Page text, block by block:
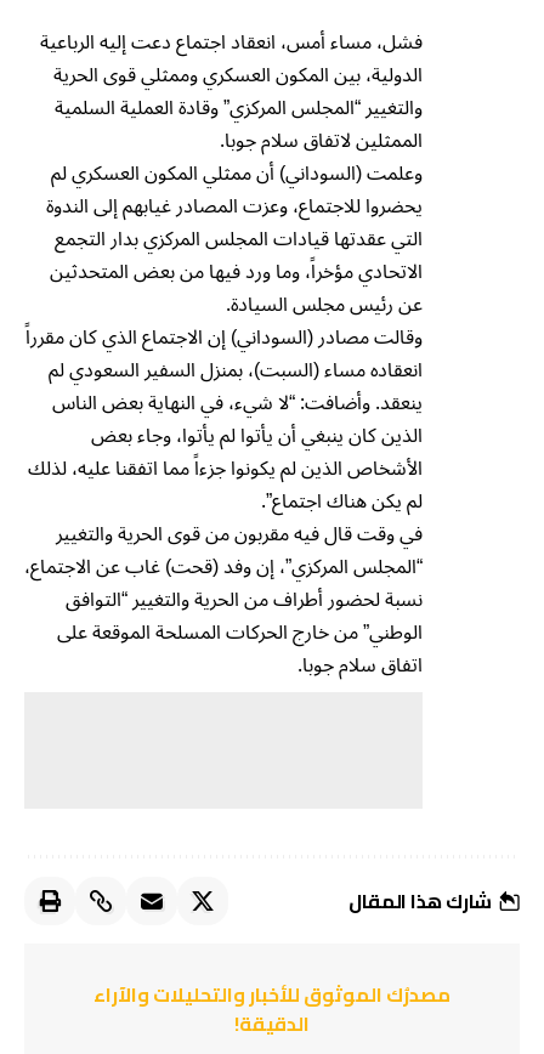
فشل، مساء أمس، انعقاد اجتماع دعت إليه الرباعية
الدولية، بين المكون العسكري وممثلي قوى الحرية
والتغيير “المجلس المركزي” وقادة العملية السلمية
الممثلين لاتفاق سلام جوبا.
وعلمت (السوداني) أن ممثلي المكون العسكري لم
يحضروا للاجتماع، وعزت المصادر غيابهم إلى الندوة
التي عقدتها قيادات المجلس المركزي بدار التجمع
الاتحادي مؤخراً، وما ورد فيها من بعض المتحدثين
عن رئيس مجلس السيادة.
وقالت مصادر (السوداني) إن الاجتماع الذي كان مقرراً
انعقاده مساء (السبت)، بمنزل السفير السعودي لم
ينعقد. وأضافت: “لا شيء، في النهاية بعض الناس
الذين كان ينبغي أن يأتوا لم يأتوا، وجاء بعض
الأشخاص الذين لم يكونوا جزءاً مما اتفقنا عليه، لذلك
لم يكن هناك اجتماع”.
في وقت قال فيه مقربون من قوى الحرية والتغيير
“المجلس المركزي”، إن وفد (قحت) غاب عن الاجتماع،
نسبة لحضور أطراف من الحرية والتغيير “التوافق
الوطني” من خارج الحركات المسلحة الموقعة على
اتفاق سلام جوبا.
شارك هذا المقال
مصدرُك الموثوق للأخبار والتحليلات والآراء
الدقيقة!